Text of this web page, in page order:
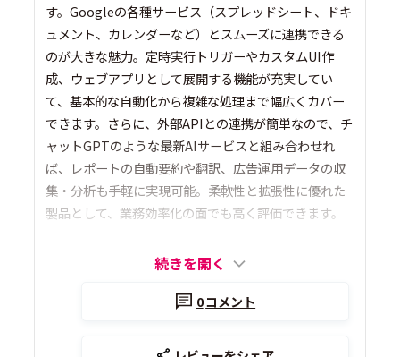
す。Googleの各種サービス（スプレッドシート、ドキ
ュメント、カレンダーなど）とスムーズに連携できる
のが大きな魅力。定時実行トリガーやカスタムUI作
成、ウェブアプリとして展開する機能が充実してい
て、基本的な自動化から複雑な処理まで幅広くカバー
できます。さらに、外部APIとの連携が簡単なので、チ
ャットGPTのような最新AIサービスと組み合わせれ
ば、レポートの自動要約や翻訳、広告運用データの収
集・分析も手軽に実現可能。柔軟性と拡張性に優れた
製品として、業務効率化の面でも高く評価できます。
続きを開く
0コメント